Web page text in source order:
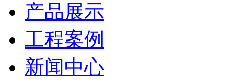
产品展示
工程案例
新闻中心